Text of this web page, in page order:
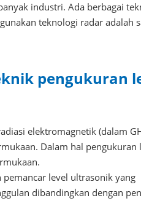
industri. Ada berbagai
teknologi radar adalah
pengukuran
elektromagnetik (dalam
Dalam hal pengukuran
level ultrasonik yang
dibandingkan dengan